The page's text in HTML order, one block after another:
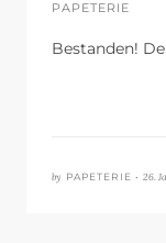
PAPETERIE
Bestanden!
by PAPETERIE • 26.